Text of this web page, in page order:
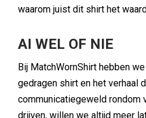
waarom juist dit shirt het
AI WEL OF NIE
Bij MatchWornShirt hebben
gedragen shirt en het verhaal
communicatiegeweld rondom
drijven, willen we altijd meer